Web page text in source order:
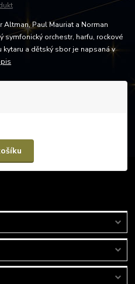
Altman, Paul Mauriat a Norman
orchestr, harfu, rockové
a dětský sbor je napsaná v